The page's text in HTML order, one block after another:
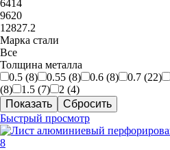
6414
9620
12827.2
Марка стали
Все
Толщина металла
0.5 (8) 0.55 (8) 0.6 (8) 0.7 (22)
(8) 1.5 (7) 2 (4)
Быстрый просмотр